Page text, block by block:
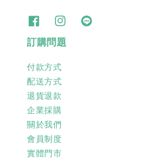
訂購問題
付款方式
配送方式
退貨退款
企業採購
關於我們
會員制度
實體門市